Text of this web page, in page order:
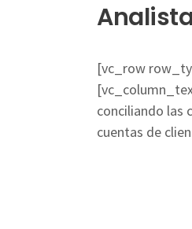
[vc_row
conciliando las
cuentas de